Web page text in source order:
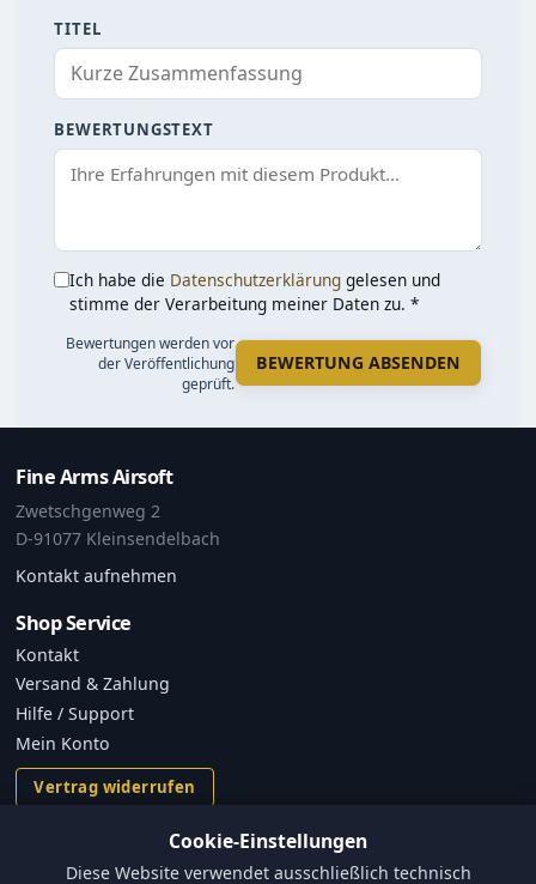
TITEL
BEWERTUNGSTEXT
Ich habe die Datenschutzerklärung gelesen und
stimme der Verarbeitung meiner Daten zu. *
Bewertungen werden vor
der Veröffentlichung
geprüft.
BEWERTUNG ABSENDEN
Fine Arms Airsoft
Zwetschgenweg 2
D-91077 Kleinsendelbach
Kontakt aufnehmen
Shop Service
Kontakt
Versand & Zahlung
Hilfe / Support
Mein Konto
Vertrag widerrufen
Versand und Zahlungsbedingungen
Cookie-Einstellungen
Diese Website verwendet ausschließlich technisch